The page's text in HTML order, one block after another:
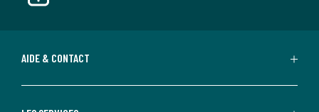
AIDE & CONTACT